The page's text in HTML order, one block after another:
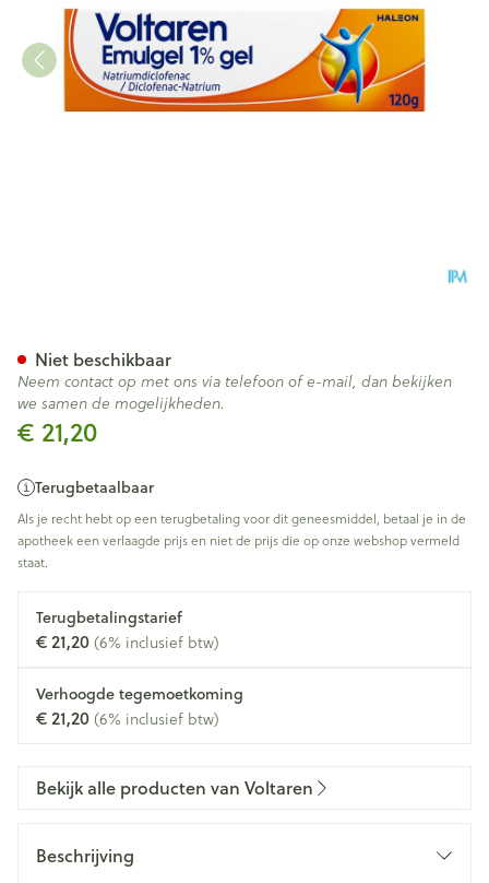
€ 21,20
Terugbetaalbaar
Als je recht hebt op een terugbetaling voor dit geneesmiddel, betaal je in de
apotheek een verlaagde prijs en niet de prijs die op onze webshop vermeld
staat.
Terugbetalingstarief
€ 21,20 (6% inclusief btw)
Verhoogde tegemoetkoming
€ 21,20 (6% inclusief btw)
Niet beschikbaar
Neem contact op met ons via telefoon of e-mail, dan bekijken
we samen de mogelijkheden.
Bekijk alle producten van Voltaren
Beschrijving